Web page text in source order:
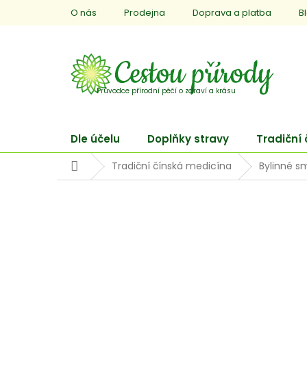
O nás Prodejna Doprava a platba
Dle účelu Doplňky stravy Tradiční
DomůTradiční čínská medicína Bylinné